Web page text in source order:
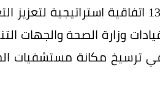
وشهد الملتقى توقيع أكثر من 13 اتفاقية
وزارة الصحة والجهات
في ترسيخ مكانة مستشفيات